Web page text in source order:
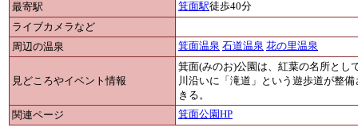
最寄駅
箕面駅徒歩40分
ライブカメラなど
周辺の温泉
箕面温泉 石道温泉 花の里温泉
見どころやイベント情報
箕面(みのお)公園は、紅葉の名所とし
川沿いに「滝道」という遊歩道が整
きる。
関連ページ
箕面公園HP